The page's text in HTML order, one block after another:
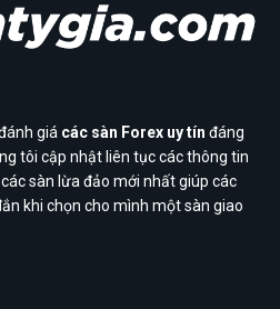
giá các sàn Forex uy tín đáng
tôi cập nhật liên tục các thông tin
sàn lừa đảo mới nhất giúp các
khi chọn cho mình một sàn giao